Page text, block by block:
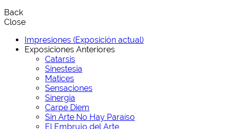
Back
Close
Impresiones (Exposición actual)
Exposiciones Anteriores
Catarsis
Sinestesia
Matices
Sensaciones
Sinergia
Carpe Diem
Sin Arte No Hay Paraíso
El Embrujo del Arte